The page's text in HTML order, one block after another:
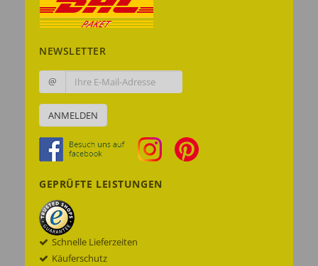
NEWSLETTER
@
ANMELDEN
GEPRÜFTE LEISTUNGEN
Schnelle Lieferzeiten
Käuferschutz